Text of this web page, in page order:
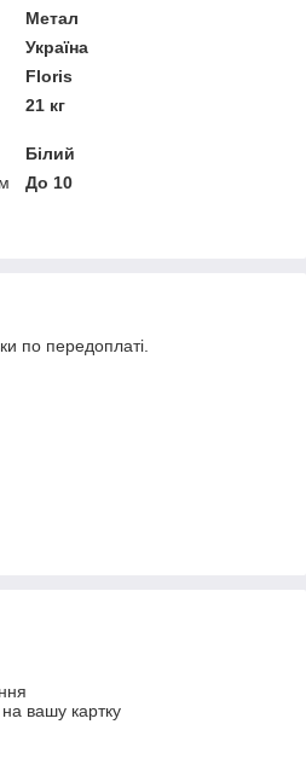
Метал
Україна
Floris
21 кг
Білий
До 10
по передоплаті.
вашу картку